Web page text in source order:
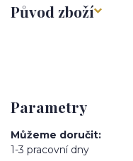
Původ zboží
Parametry
Můžeme doručit
1-3 pracovní dny